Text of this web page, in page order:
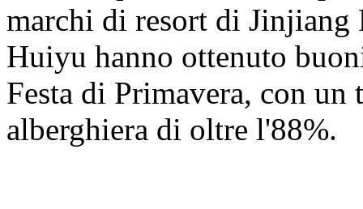
marchi di resort di Jinjiang
Huiyu hanno ottenuto
Festa di Primavera, con un
alberghiera di oltre l'88%.